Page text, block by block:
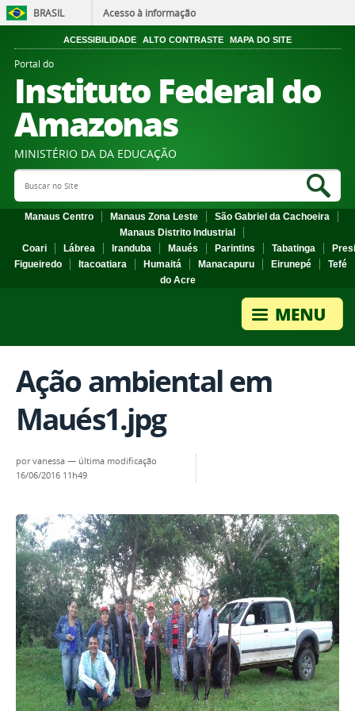
BRASIL Acesso à informação
ACESSIBILIDADE ALTO CONTRASTE MAPA DO SITE
Portal do
Instituto Federal do
Amazonas
MINISTÉRIO DA DA EDUCAÇÃO
Search Site
Manaus Centro Manaus Zona Leste
São Gabriel da Cachoeira
Manaus Distrito Industrial
Coari
Lábrea Iranduba Maués Parintins Tabatinga
Figueiredo
Itacoatiara Humaitá Manacapuru Eirunepé
Tefé
do Acre
Ação ambiental em
Maués1.jpg
porvanessa — última modificação
16/06/2016 11h49